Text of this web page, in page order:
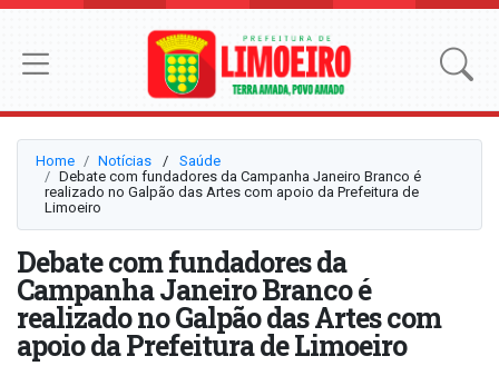
Home Notícias ⠀/⠀ Saúde
Debate com fundadores da Campanha Janeiro Branco é
realizado no Galpão das Artes com apoio da Prefeitura de
Limoeiro
Debate com fundadores da
Campanha Janeiro Branco é
realizado no Galpão das Artes com
apoio da Prefeitura de Limoeiro